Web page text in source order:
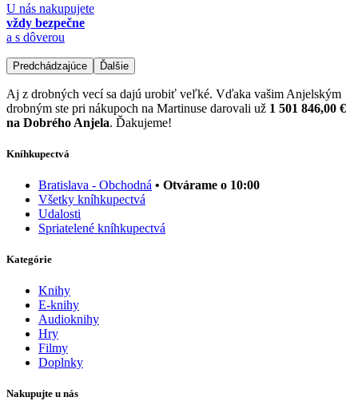
U nás nakupujete
vždy bezpečne
a s dôverou
Predchádzajúce Ďalšie
Aj z drobných vecí sa dajú urobiť veľké. Vďaka vašim Anjelským
drobným ste pri nákupoch na Martinuse darovali už 1 501 846,00 €
na Dobrého Anjela. Ďakujeme!
Kníhkupectvá
Bratislava - Obchodná • Otvárame o 10:00
Všetky kníhkupectvá
Udalosti
Spriatelené kníhkupectvá
Kategórie
Knihy
E-knihy
Audioknihy
Hry
Filmy
Doplnky
Nakupujte u nás